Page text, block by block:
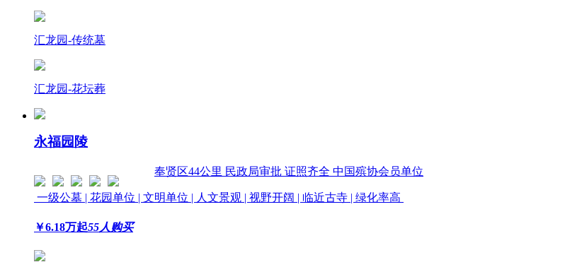
汇龙园-传统墓
汇龙园-花坛葬
永福园陵
奉贤区44公里 民政局审批 证照齐全 中国殡协会员单位
一级公墓 | 花园单位 | 文明单位 | 人文景观 | 视野开阔 | 临近古寺 | 绿化率高
￥6.18万起55人购买